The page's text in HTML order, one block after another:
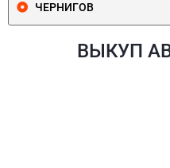
ЧЕРНИГОВ
ВЫКУП